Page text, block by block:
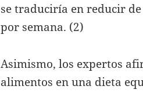
se traduciría en reducir
por semana. (2)
Asimismo, los expertos
alimentos en una dieta